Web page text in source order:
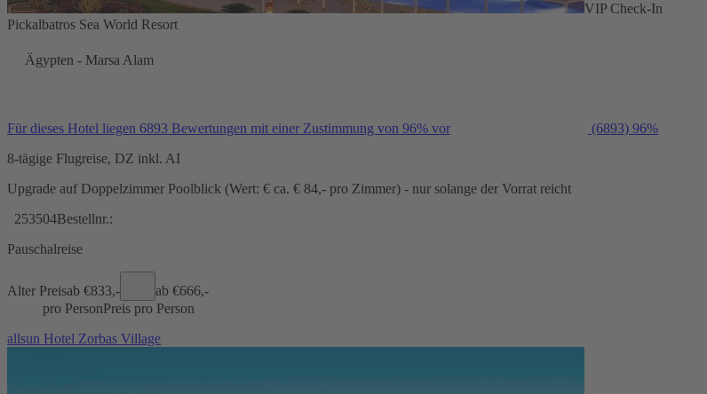
VIP Check-In
Pickalbatros Sea World Resort
Ägypten - Marsa Alam
Für dieses Hotel liegen 6893 Bewertungen mit einer Zustimmung von 96% vor (6893) 96%
8-tägige Flugreise, DZ inkl. AI
Upgrade auf Doppelzimmer Poolblick (Wert: € ca. € 84,- pro Zimmer) - nur solange der Vorrat reicht
253504Bestellnr.:
Pauschalreise
Alter Preisab €833,- ab €666,-
pro PersonPreis pro Person
allsun Hotel Zorbas Village